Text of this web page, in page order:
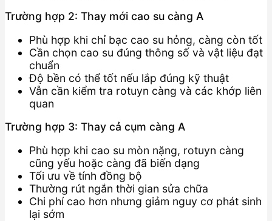
Trường hợp 2: Thay mới cao su càng A
Phù hợp khi chỉ bạc cao su hỏng, càng còn tốt
Cần chọn cao su đúng thông số và vật liệu đạt
chuẩn
Độ bền có thể tốt nếu lắp đúng kỹ thuật
Vẫn cần kiểm tra rotuyn càng và các khớp liên
quan
Trường hợp 3: Thay cả cụm càng A
Phù hợp khi cao su mòn nặng, rotuyn càng
cũng yếu hoặc càng đã biến dạng
Tối ưu về tính đồng bộ
Thường rút ngắn thời gian sửa chữa
Chi phí cao hơn nhưng giảm nguy cơ phát sinh
lại sớm